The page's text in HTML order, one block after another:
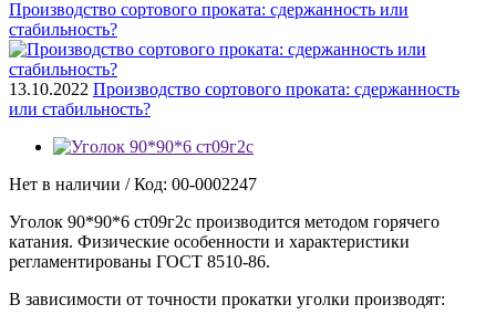
Производство сортового проката: сдержанность или
стабильность?
13.10.2022 Производство сортового проката: сдержанность
или стабильность?
Нет в наличии / Код: 00-0002247
Уголок 90*90*6 ст09г2с производится методом горячего
катания. Физические особенности и характеристики
регламентированы ГОСТ 8510-86.
В зависимости от точности прокатки уголки производят: